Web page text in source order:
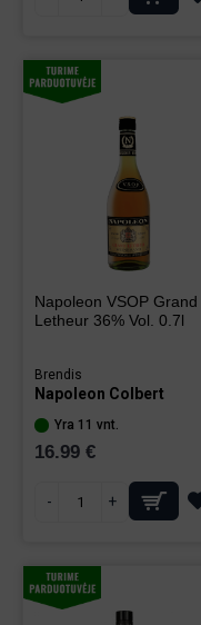
Napoleon VSOP Grand
Letheur 36% Vol. 0.7l
Brendis
Napoleon Colbert
Yra 11 vnt.
16.99 €
- +